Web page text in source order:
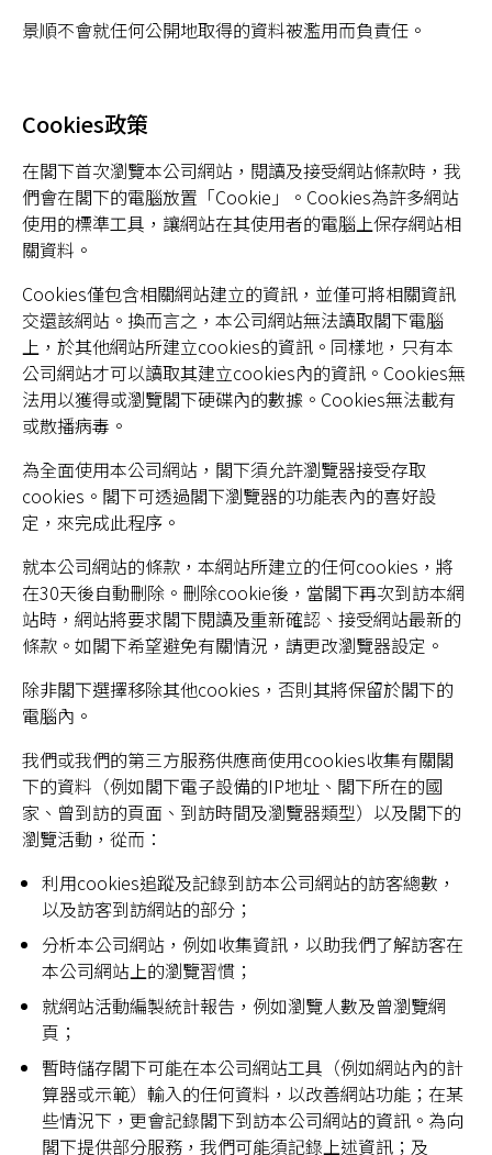
景順不會就任何公開地取得的資料被濫用而負責任。
Cookies政策
在閣下首次瀏覽本公司網站，閱讀及接受網站條款時，我
們會在閣下的電腦放置「Cookie」。Cookies為許多網站
使用的標準工具，讓網站在其使用者的電腦上保存網站相
關資料。
Cookies僅包含相關網站建立的資訊，並僅可將相關資訊
交還該網站。換而言之，本公司網站無法讀取閣下電腦
上，於其他網站所建立cookies的資訊。同樣地，只有本
公司網站才可以讀取其建立cookies內的資訊。Cookies無
法用以獲得或瀏覽閣下硬碟內的數據。Cookies無法載有
或散播病毒。
為全面使用本公司網站，閣下須允許瀏覽器接受存取
cookies。閣下可透過閣下瀏覽器的功能表內的喜好設
定，來完成此程序。
就本公司網站的條款，本網站所建立的任何cookies，將
在30天後自動刪除。刪除cookie後，當閣下再次到訪本網
站時，網站將要求閣下閱讀及重新確認、接受網站最新的
條款。如閣下希望避免有關情況，請更改瀏覽器設定。
除非閣下選擇移除其他cookies，否則其將保留於閣下的
電腦內。
我們或我們的第三方服務供應商使用cookies收集有關閣
下的資料（例如閣下電子設備的IP地址、閣下所在的國
家、曾到訪的頁面、到訪時間及瀏覽器類型）以及閣下的
瀏覽活動，從而：
利用cookies追蹤及記錄到訪本公司網站的訪客總數，
以及訪客到訪網站的部分；
分析本公司網站，例如收集資訊，以助我們了解訪客在
本公司網站上的瀏覽習慣；
就網站活動編製統計報告，例如瀏覽人數及曾瀏覽網
頁；
暫時儲存閣下可能在本公司網站工具（例如網站內的計
算器或示範）輸入的任何資料，以改善網站功能；在某
些情況下，更會記錄閣下到訪本公司網站的資訊。為向
閣下提供部分服務，我們可能須記錄上述資訊；及